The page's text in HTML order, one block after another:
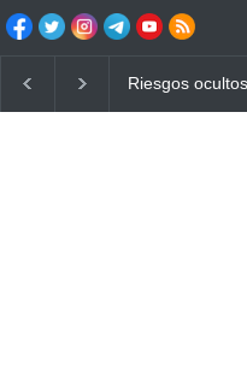
Riesgos ocultos: